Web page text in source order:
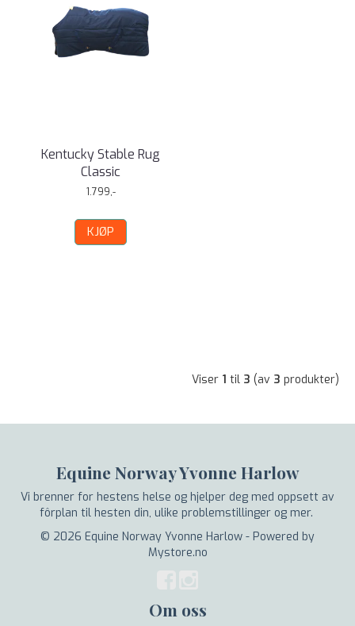
Kentucky Stable Rug
Classic
1.799,-
KJØP
Viser 1 til 3 (av 3 produkter)
Equine Norway Yvonne Harlow
Vi brenner for hestens helse og hjelper deg med oppsett av
fôrplan til hesten din, ulike problemstillinger og mer.
© 2026 Equine Norway Yvonne Harlow - Powered by
Mystore.no
Om oss